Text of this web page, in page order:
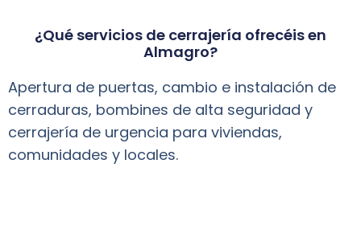
¿Qué servicios de cerrajería ofrecéis en
Almagro?
Apertura de puertas, cambio e instalación de
cerraduras, bombines de alta seguridad y
cerrajería de urgencia para viviendas,
comunidades y locales.